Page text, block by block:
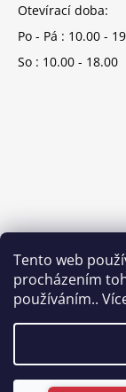
Tento web
procházením
používáním..
Otevírací doba:
Po - Pá : 10.00 -
So : 10.00 - 18.00